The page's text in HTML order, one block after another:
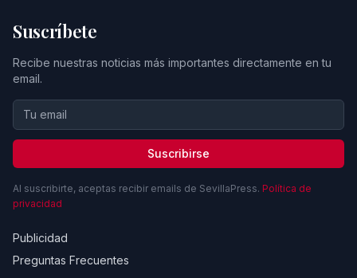
Suscríbete
Recibe nuestras noticias más importantes directamente en tu
email.
Suscribirse
Al suscribirte, aceptas recibir emails de SevillaPress. Política de
privacidad
Publicidad
Preguntas Frecuentes